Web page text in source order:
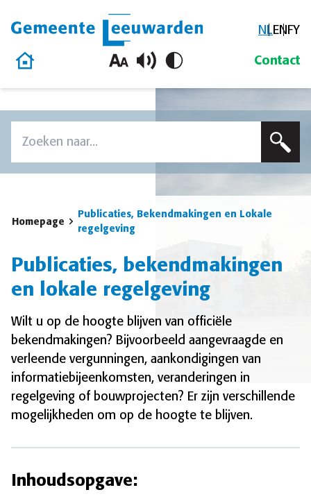
Gemeente Leeuwarden NLENFY
Homepage
Contact
Homepage
Publicaties, Bekendmakingen en Lokale
regelgeving
Publicaties, bekendmakingen
en lokale regelgeving
Wilt u op de hoogte blijven van officiële
bekendmakingen? Bijvoorbeeld aangevraagde en
verleende vergunningen, aankondigingen van
informatiebijeenkomsten, veranderingen in
regelgeving of bouwprojecten? Er zijn verschillende
mogelijkheden om op de hoogte te blijven.
Inhoudsopgave: